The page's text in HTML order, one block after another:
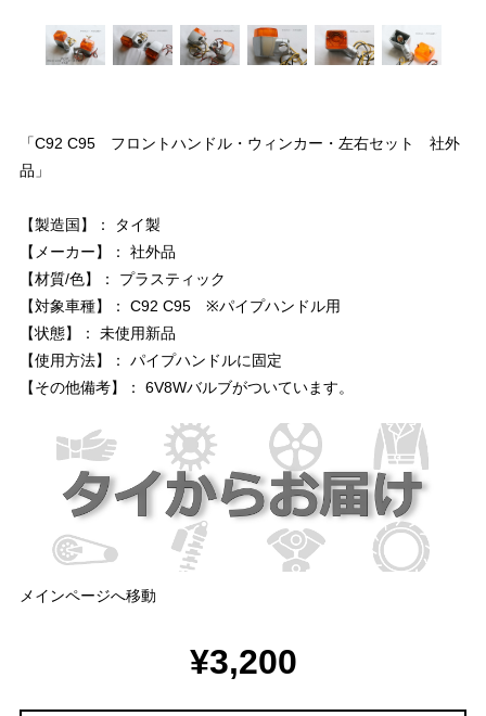
「C92 C95 フロントハンドル・ウィンカー・左右セット 社外
品」
【製造国】： タイ製
【メーカー】： 社外品
【材質/色】： プラスティック
【対象車種】： C92 C95 ※パイプハンドル用
【状態】： 未使用新品
【使用方法】： パイプハンドルに固定
【その他備考】： 6V8Wバルブがついています。
メインページへ移動
¥3,200